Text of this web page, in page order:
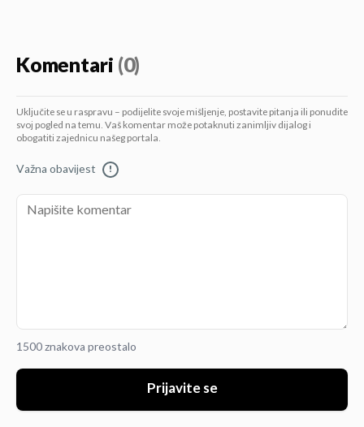
Komentari (0)
Uključite se u raspravu – podijelite svoje mišljenje, postavite pitanja ili ponudite
svoj pogled na temu. Vaš komentar može potaknuti zanimljiv dijalog i
obogatiti zajednicu našeg portala.
Važna obavijest !
1500 znakova preostalo
Prijavite se